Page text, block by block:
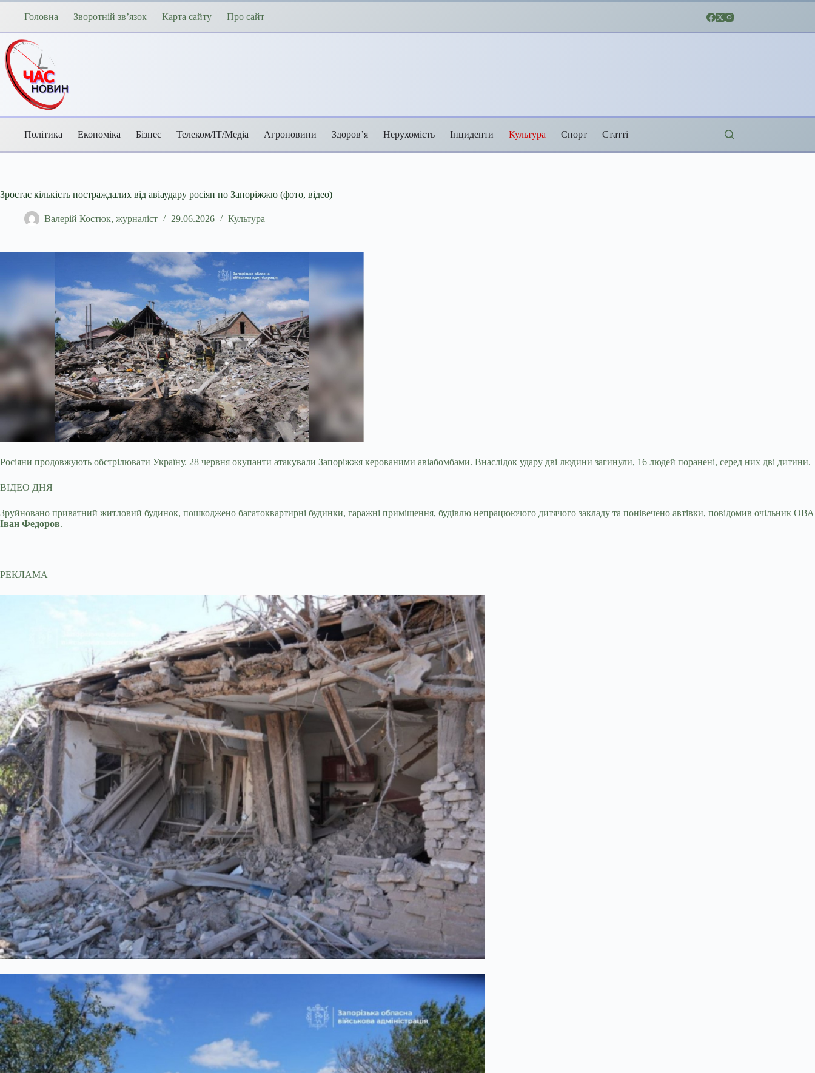
Перейти
Головна Зворотній зв’язок Карта сайту Про сайт
Політика Економіка Бізнес Телеком/ІТ/Медіа Агроновини Здоров’я Нерухомість Інциденти Культура Спорт Статті
Зростає кількість постраждалих від авіаудару росіян по Запоріжжю (фото, відео)
Валерій Костюк, журналіст 29.06.2026 Культура
Росіяни продовжують обстрілювати Україну. 28 червня окупанти атакували Запоріжжя керованими авіабомбами. Внаслідок удару дві людини загинули, 16 людей поранені, серед них дві дитини.
ВІДЕО ДНЯ
Зруйновано приватний житловий будинок, пошкоджено багатоквартирні будинки, гаражні приміщення, будівлю непрацюючого дитячого закладу та понівечено автівки, повідомив очільник ОВА
Іван Федоров.
РЕКЛАМА